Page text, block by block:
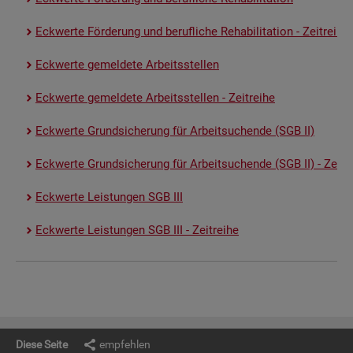
Eck­wer­te För­de­rung und be­ruf­li­che Re­ha­bi­li­ta­ti­on - Zeit­rei­he
Eck­wer­te ge­mel­de­te Ar­beits­stel­len
Eck­wer­te ge­mel­de­te Ar­beits­stel­len - Zeit­rei­he
Eck­wer­te Grund­si­che­rung für Ar­beit­su­chen­de (SGB II)
Eck­wer­te Grund­si­che­rung für Ar­beit­su­chen­de (SGB II) -
Eck­wer­te Leis­tun­gen SGB III
Eck­wer­te Leis­tun­gen SGB III - Zeit­rei­he
Diese Seite empfehlen